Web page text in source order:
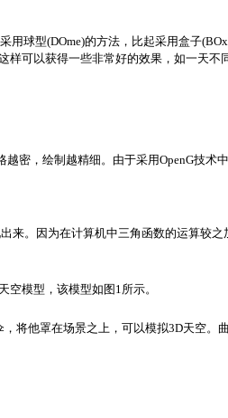
用球型(DOme)的方法，比起采用盒子
可以获得一些非常好的效果，如一天不
，绘制越精细。由于采用OpenG技术
。因为在计算机中三角函数的运算较之
模型，该模型如图1所示。
将他罩在场景之上，可以模拟3D天空。